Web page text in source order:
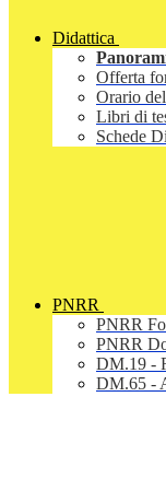
Didattica
Offerta
Orario
Libri di
Schede
PNRR
PNRR
PNRR
DM.19 -
DM.65 -